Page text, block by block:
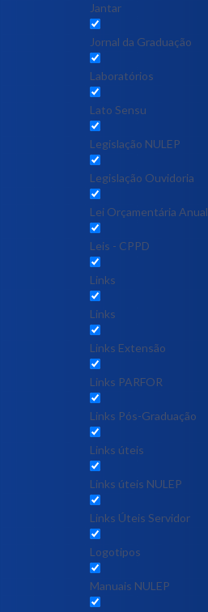
Jantar
Jornal da Graduação
Laboratórios
Lato Sensu
Legislação NULEP
Legislação Ouvidoria
Lei Orçamentária Anual
Leis - CPPD
Links
Links
Links Extensão
Links PARFOR
Links Pós-Graduação
Links úteis
Links úteis NULEP
Links Úteis Servidor
Logotipos
Manuais NULEP